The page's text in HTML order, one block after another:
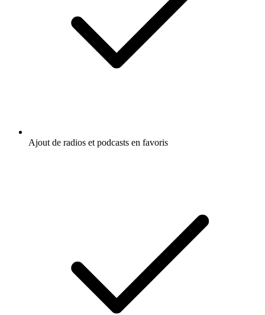
Ajout de radios et podcasts en favoris